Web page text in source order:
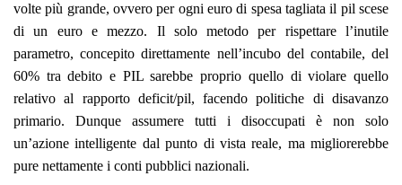
volte più grande, ovvero per ogni euro di spesa tagliata il pil scese
di un euro e mezzo. Il solo metodo per rispettare l’inutile
parametro, concepito direttamente nell’incubo del contabile, del
60% tra debito e PIL sarebbe proprio quello di violare quello
relativo al rapporto deficit/pil, facendo politiche di disavanzo
primario. Dunque assumere tutti i disoccupati è non solo
un’azione intelligente dal punto di vista reale, ma migliorerebbe
pure nettamente i conti pubblici nazionali.